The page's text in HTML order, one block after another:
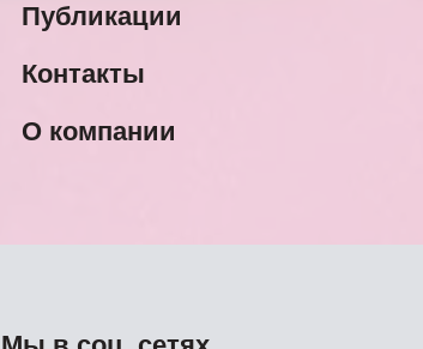
Публикации
Контакты
О компании